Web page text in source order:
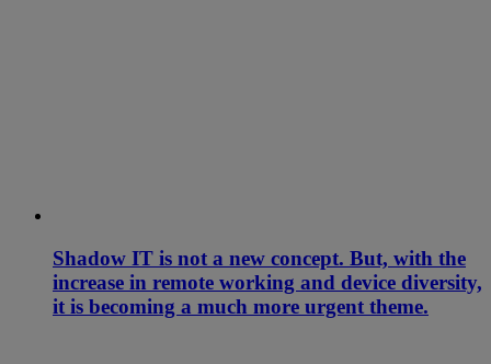
Shadow IT is not a new concept. But, with the
increase in remote working and device diversity,
it is becoming a much more urgent theme.